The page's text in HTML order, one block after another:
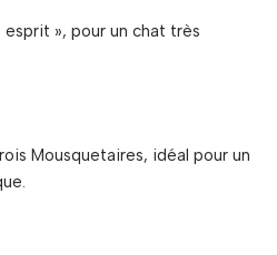
esprit », pour un chat très
Mousquetaires, idéal pour un